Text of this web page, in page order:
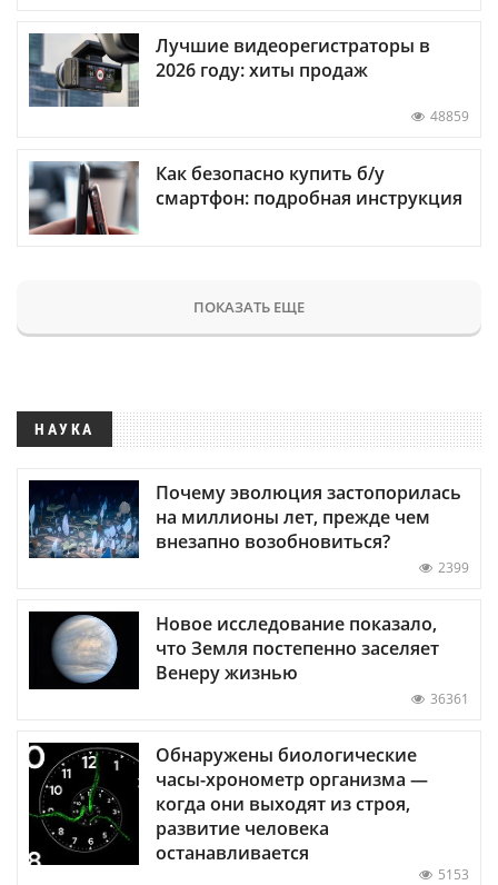
Лучшие видеорегистраторы в
2026 году: хиты продаж
48859
Как безопасно купить б/у
смартфон: подробная инструкция
ПОКАЗАТЬ ЕЩЕ
НАУКА
Почему эволюция застопорилась
на миллионы лет, прежде чем
внезапно возобновиться?
2399
Новое исследование показало,
что Земля постепенно заселяет
Венеру жизнью
36361
Обнаружены биологические
часы-хронометр организма —
когда они выходят из строя,
развитие человека
останавливается
5153